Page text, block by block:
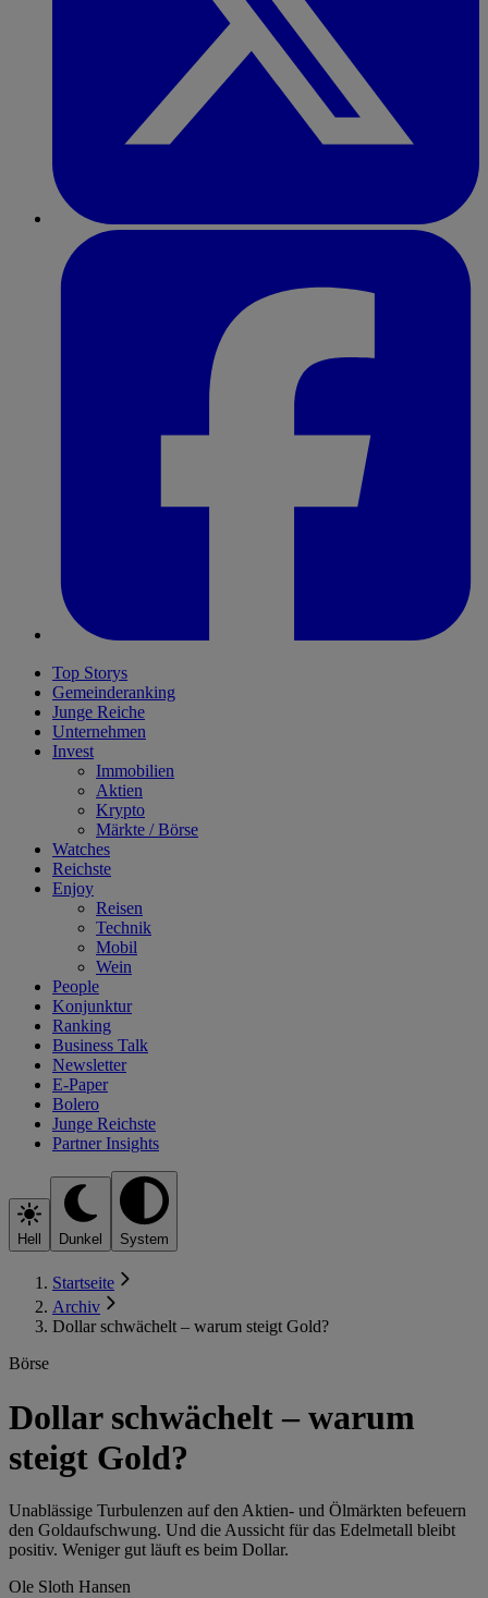
Top Storys
Gemeinderanking
Junge Reiche
Unternehmen
Invest
Immobilien
Aktien
Krypto
Märkte / Börse
Watches
Reichste
Enjoy
Reisen
Technik
Mobil
Wein
People
Konjunktur
Ranking
Business Talk
Newsletter
E-Paper
Bolero
Junge Reichste
Partner Insights
Hell Dunkel System
Startseite
Archiv
Dollar schwächelt – warum steigt Gold?
Börse
Dollar schwächelt – warum
steigt Gold?
Unablässige Turbulenzen auf den Aktien- und Ölmärkten befeuern
den Goldaufschwung. Und die Aussicht für das Edelmetall bleibt
positiv. Weniger gut läuft es beim Dollar.
Ole Sloth Hansen